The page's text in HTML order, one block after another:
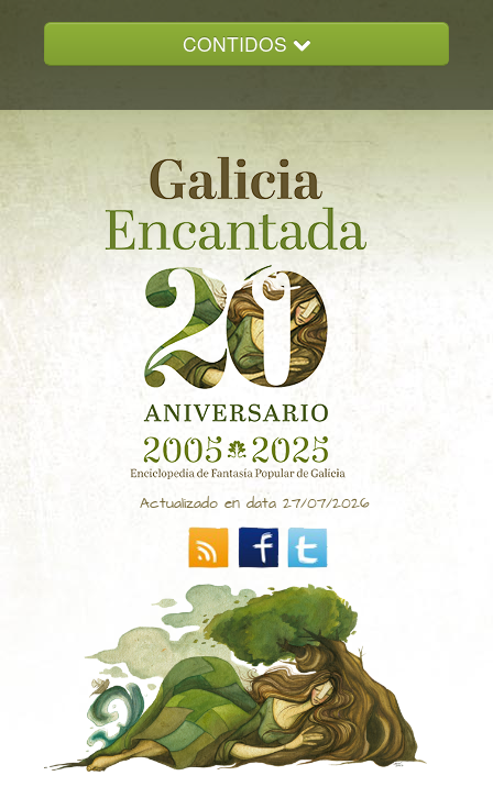
CONTIDOS
GALICIA ENCANTADA
DOCUMENTACION
NOVAS
CONTACTO
Actualizado en data 27/07/2026